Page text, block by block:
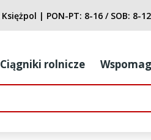
Księżpol | PON-PT: 8-16 / SOB: 8-12
Ciągniki rolnicze